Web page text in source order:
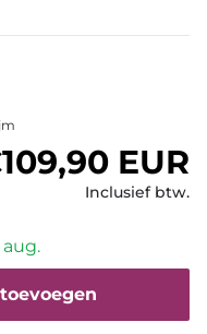
prijs
EUR
Inclusief btw.
aug.